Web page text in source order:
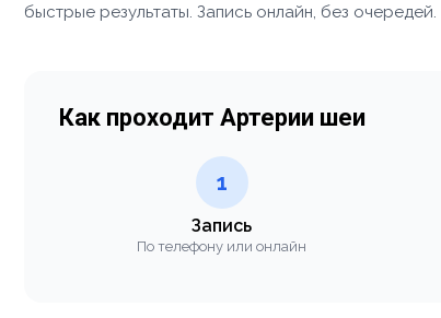
быстрые результаты. Запись онлайн, без очередей.
Как проходит Артерии шеи
1
Запись
По телефону или онлайн